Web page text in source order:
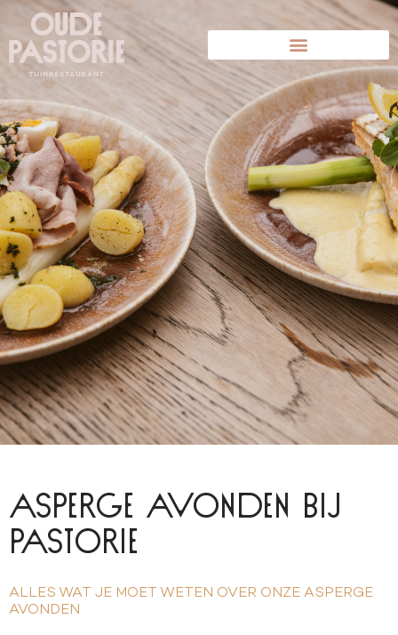
Asperge avonden bij
pastorie
ALLES WAT JE MOET WETEN OVER ONZE ASPERGE
AVONDEN